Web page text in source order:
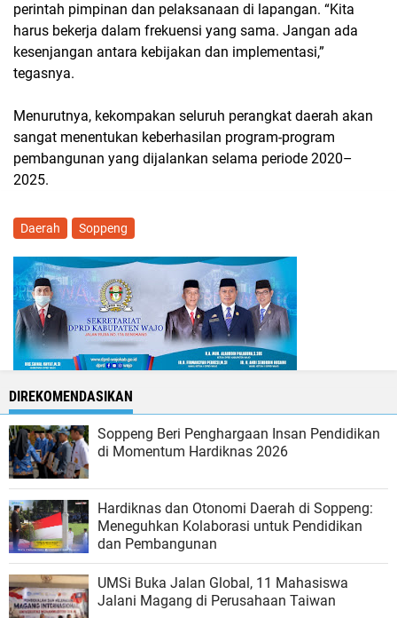
perintah pimpinan dan pelaksanaan di lapangan. “Kita
harus bekerja dalam frekuensi yang sama. Jangan ada
kesenjangan antara kebijakan dan implementasi,”
tegasnya.
Menurutnya, kekompakan seluruh perangkat daerah akan
sangat menentukan keberhasilan program-program
pembangunan yang dijalankan selama periode 2020–
2025.
Daerah Soppeng
DIREKOMENDASIKAN
Soppeng Beri Penghargaan Insan Pendidikan
di Momentum Hardiknas 2026
Hardiknas dan Otonomi Daerah di Soppeng:
Meneguhkan Kolaborasi untuk Pendidikan
dan Pembangunan
UMSi Buka Jalan Global, 11 Mahasiswa
Jalani Magang di Perusahaan Taiwan